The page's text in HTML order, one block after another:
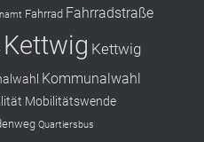
Fahrrad Fahrradstraße
Kettwig Kettwig
Kommunalwahl
Mobilitätswende
Quartiersbus